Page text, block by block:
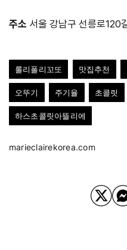
주소 서울 강남구 선릉로120
롤리폴리꼬또 맛집추천
오뚜기 주기율 초콜릿
하스초콜릿아뜰리에
marieclairekorea.com